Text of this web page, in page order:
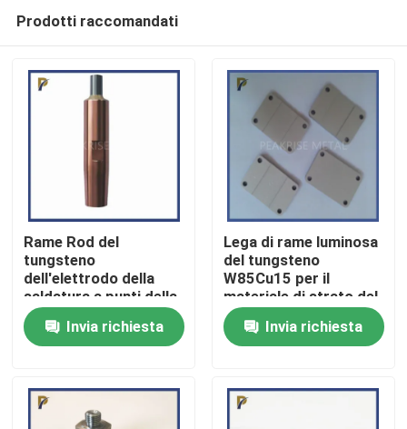
Casa.
Prodotti
Video
Prodotti raccomandati
Rame Rod del
tungsteno
dell'elettrodo della
saldatura a punti della
lega di rame del
tungsteno WCu10
Invia richiesta
Lega di rame luminosa
del tungsteno
W85Cu15 per il
materiale di strato del
tungsteno del rame
dell'elettrodo del
tungsteno del rame
dissipatore di calore
Invia richiesta